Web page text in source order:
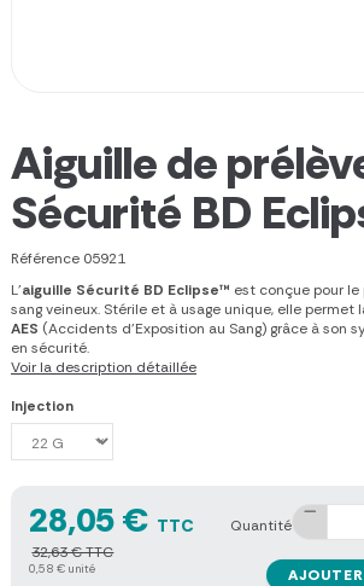
Aiguille de
Sécurité BD
Référence 05921
L'aiguille Sécurité BD Eclipse™ est conçue pour
sang veineux. Stérile et à usage unique, elle permet
AES (Accidents d'Exposition au Sang) grâce à son
en sécurité.
Voir la description détaillée
Injection
28,05 € TTC
32,63 € TTC
0,58 € unité
Quantité